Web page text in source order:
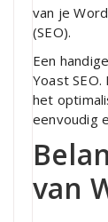
van je
(SEO).
Een
Yoast
het
eenvoudig
van